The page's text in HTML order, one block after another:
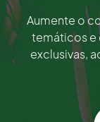
Aumente o
temáticos e
exclusivas,